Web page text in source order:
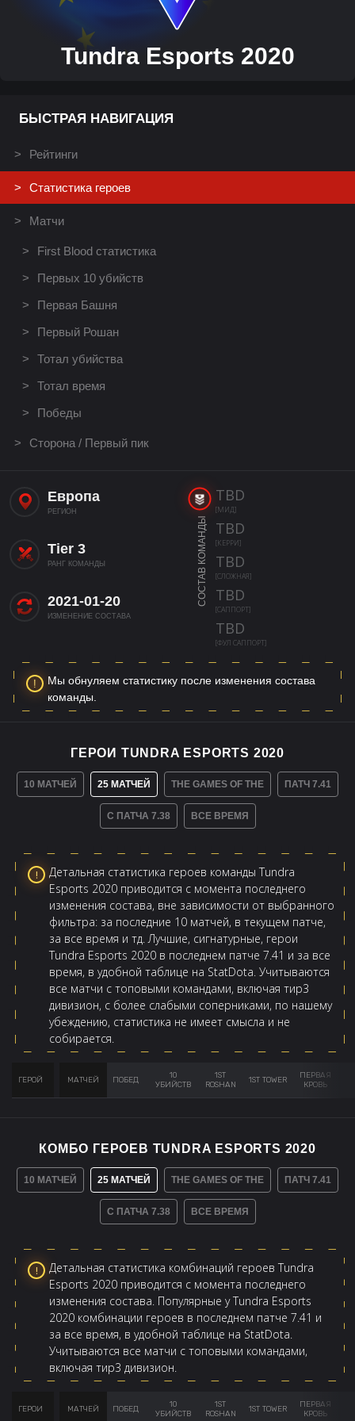
Tundra Esports 2020
БЫСТРАЯ НАВИГАЦИЯ
Рейтинги
Статистика героев
Матчи
First Blood статистика
Первых 10 убийств
Первая Башня
Первый Рошан
Тотал убийства
Тотал время
Победы
Сторона / Первый пик
Европа
РЕГИОН
Tier 3
РАНГ КОМАНДЫ
2021-01-20
ИЗМЕНЕНИЕ СОСТАВА
СОСТАВ КОМАНДЫ
TBD
[МИД]
TBD
[КЕРРИ]
TBD
[СЛОЖНАЯ]
TBD
[САППОРТ]
TBD
[ФУЛ САППОРТ]
Мы обнуляем статистику после изменения состава
команды.
ГЕРОИ TUNDRA ESPORTS 2020
10 МАТЧЕЙ 25 МАТЧЕЙ THE GAMES OF THE ПАТЧ 7.41
С ПАТЧА 7.38 ВСЕ ВРЕМЯ
Детальная статистика героев команды Tundra
Esports 2020 приводится с момента последнего
изменения состава, вне зависимости от выбранного
фильтра: за последние 10 матчей, в текущем патче,
за все время и тд. Лучшие, сигнатурные, герои
Tundra Esports 2020 в последнем патче 7.41 и за все
время, в удобной таблице на StatDota. Учитываются
все матчи с топовыми командами, включая тир3
дивизион, с более слабыми соперниками, по нашему
убеждению, статистика не имеет смысла и не
собирается.
ГЕРОЙ МАТЧЕЙ ПОБЕД
10
УБИЙСТВ
1ST
ROSHAN
1ST TOWER
ПЕРВАЯ
КРОВЬ
КОМБО ГЕРОЕВ TUNDRA ESPORTS 2020
10 МАТЧЕЙ 25 МАТЧЕЙ THE GAMES OF THE ПАТЧ 7.41
С ПАТЧА 7.38 ВСЕ ВРЕМЯ
Детальная статистика комбинаций героев Tundra
Esports 2020 приводится с момента последнего
изменения состава. Популярные у Tundra Esports
2020 комбинации героев в последнем патче 7.41 и
за все время, в удобной таблице на StatDota.
Учитываются все матчи с топовыми командами,
включая тир3 дивизион.
ГЕРОИ МАТЧЕЙ ПОБЕД
10
УБИЙСТВ
1ST
ROSHAN
1ST TOWER
ПЕРВАЯ
КРОВЬ